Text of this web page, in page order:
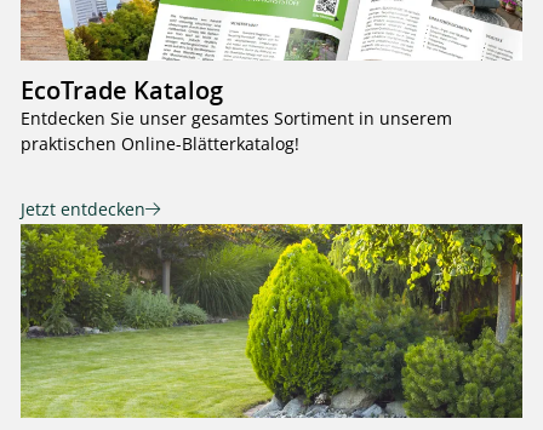
EcoTrade Katalog
Entdecken Sie unser gesamtes Sortiment in unserem
praktischen Online-Blätterkatalog!
Jetzt entdecken